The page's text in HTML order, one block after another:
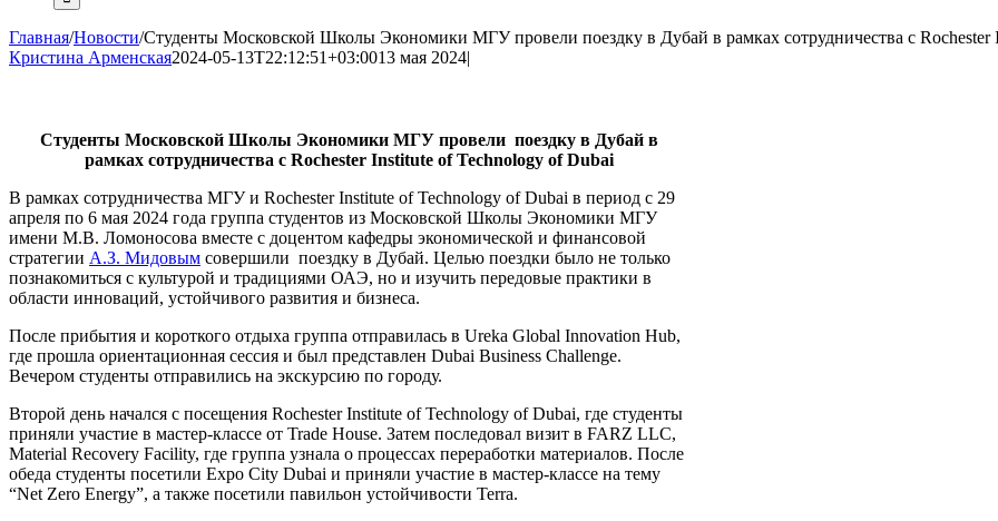
Главная/Новости/Студенты Московской Школы Экономики МГУ провели поездку в Дубай в рамках сотрудничества с Rochester
Кристина Арменская2024-05-13T22:12:51+03:0013 мая 2024|
Студенты Московской Школы Экономики МГУ провели поездку в Дубай в
рамках сотрудничества с Rochester Institute of Technology of Dubai
В рамках сотрудничества МГУ и Rochester Institute of Technology of Dubai в период с 29
апреля по 6 мая 2024 года группа студентов из Московской Школы Экономики МГУ
имени М.В. Ломоносова вместе с доцентом кафедры экономической и финансовой
стратегии А.З. Мидовым совершили поездку в Дубай. Целью поездки было не только
познакомиться с культурой и традициями ОАЭ, но и изучить передовые практики в
области инноваций, устойчивого развития и бизнеса.
После прибытия и короткого отдыха группа отправилась в Ureka Global Innovation Hub,
где прошла ориентационная сессия и был представлен Dubai Business Challenge.
Вечером студенты отправились на экскурсию по городу.
Второй день начался с посещения Rochester Institute of Technology of Dubai, где студенты
приняли участие в мастер-классе от Trade House. Затем последовал визит в FARZ LLC,
Material Recovery Facility, где группа узнала о процессах переработки материалов. После
обеда студенты посетили Expo City Dubai и приняли участие в мастер-классе на тему
“Net Zero Energy”, а также посетили павильон устойчивости Terra.